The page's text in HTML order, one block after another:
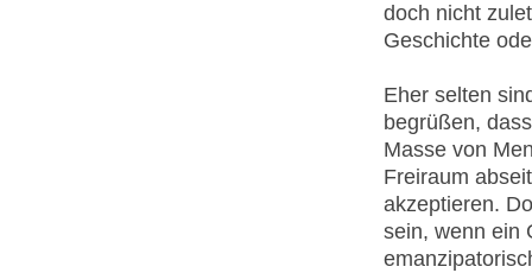
doch nicht
Geschichte
Eher selten
begrüßen,
Masse von
Freiraum
akzeptieren.
sein, wenn ein